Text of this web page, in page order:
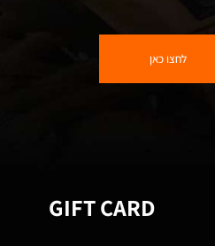
לחצו כאן
GIFT CARD